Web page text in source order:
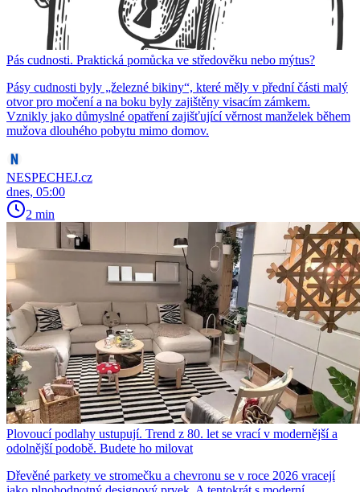
Pás cudnosti. Praktická pomůcka ve středověku nebo mýtus?
Pásy cudnosti byly „železné bikiny“, které měly v přední části malý
otvor pro močení a na boku byly zajištěny visacím zámkem.
Vznikly jako důmyslné opatření zajišťující věrnost manželek během
mužova dlouhého pobytu mimo domov.
NESPECHEJ.cz
dnes, 05:00
2 min
Plovoucí podlahy ustupují. Trend z 80. let se vrací v modernější a
odolnější podobě. Budete ho milovat
Dřevěné parkety ve stromečku a chevronu se v roce 2026 vracejí